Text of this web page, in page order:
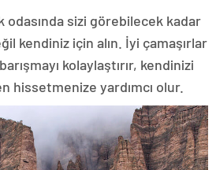
odasında sizi görebilecek kadar
kendiniz için alın. İyi çamaşırlar
kolaylaştırır, kendinizi
hissetmenize yardımcı olur.